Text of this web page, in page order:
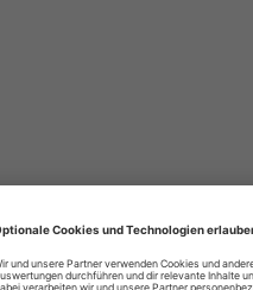
Privatsphäre-Einstellungen